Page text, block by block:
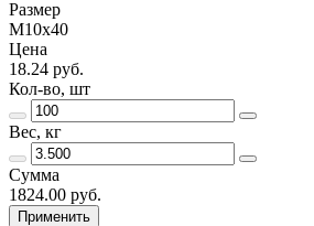
Размер
М10х40
Цена
18.24 руб.
Кол-во, шт
Вес, кг
Сумма
1824.00 руб.
Применить